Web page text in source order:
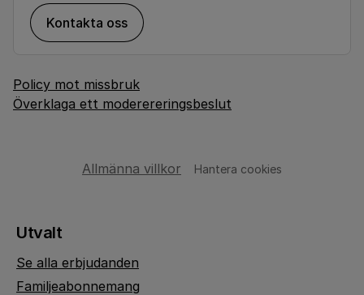
Kontakta oss
Policy mot missbruk
Överklaga ett moderereringsbeslut
Allmänna villkor Hantera cookies
Utvalt
Se alla erbjudanden
Familjeabonnemang